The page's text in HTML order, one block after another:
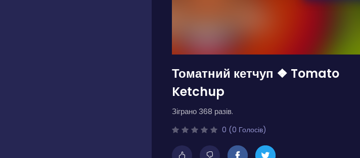
Томатний кетчуп ❖ Tomato
Ketchup
Зіграно 368 разів.
0 (0 Голосів)